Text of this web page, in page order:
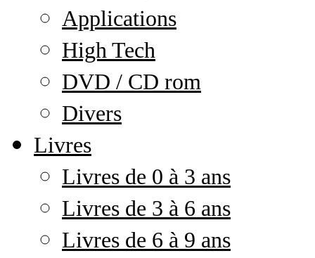
Applications
High Tech
DVD / CD rom
Divers
Livres
Livres de 0 à 3 ans
Livres de 3 à 6 ans
Livres de 6 à 9 ans